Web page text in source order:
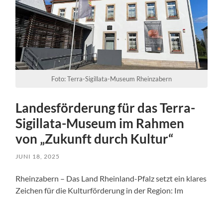
Foto: Terra-Sigillata-Museum Rheinzabern
Landesförderung für das Terra-
Sigillata-Museum im Rahmen
von „Zukunft durch Kultur“
JUNI 18, 2025
Rheinzabern – Das Land Rheinland-Pfalz setzt ein klares
Zeichen für die Kulturförderung in der Region: Im